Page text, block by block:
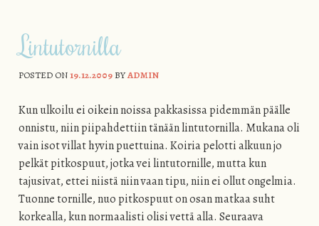
Lintutornilla
POSTED ON19.12.2009BYADMIN
Kun ulkoilu ei oikein noissa pakkasissa pidemmän päälle
onnistu, niin piipahdettiin tänään lintutornilla. Mukana oli
vain isot villat hyvin puettuina. Koiria pelotti alkuun jo
pelkät pitkospuut, jotka vei lintutornille, mutta kun
tajusivat, ettei niistä niin vaan tipu, niin ei ollut ongelmia.
Tuonne tornille, nuo pitkospuut on osan matkaa suht
korkealla, kun normaalisti olisi vettä alla. Seuraava